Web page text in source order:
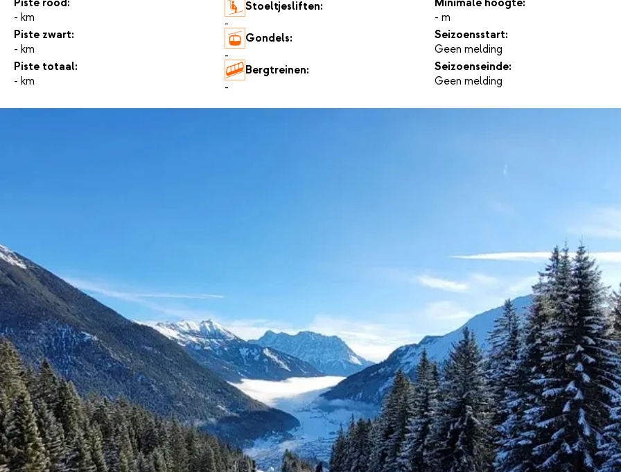
Piste rood:
- km
Piste zwart:
- km
Piste totaal:
- km
Stoeltjesliften:
-
Gondels:
-
Bergtreinen:
-
Minimale hoogte:
- m
Seizoensstart:
Geen melding
Seizoenseinde:
Geen melding